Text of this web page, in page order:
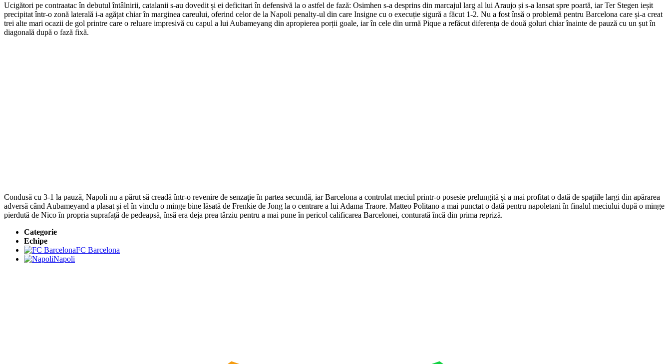
Ucigători pe contraatac în debutul întâlnirii, catalanii s-au dovedit și ei deficitari în defensivă la o astfel de fază: Osimhen s-a desprins din marcajul larg al lui Araujo și s-a lansat spre poartă, iar Ter Stegen ieșit
precipitat într-o zonă laterală i-a agățat chiar în marginea careului, oferind celor de la Napoli penalty-ul din care Insigne cu o execuție sigură a făcut 1-2. Nu a fost însă o problemă pentru Barcelona care și-a creat
trei alte mari ocazii de gol printre care o reluare impresivă cu capul a lui Aubameyang din apropierea porții goale, iar în cele din urmă Pique a refăcut diferența de două goluri chiar înainte de pauză cu un șut în
diagonală după o fază fixă.
Condusă cu 3-1 la pauză, Napoli nu a părut să creadă într-o revenire de senzație în partea secundă, iar Barcelona a controlat meciul printr-o posesie prelungită și a mai profitat o dată de spațiile largi din apărarea
adversă când Aubameyand a plasat și el în vinclu o minge bine lăsată de Frenkie de Jong la o centrare a lui Adama Traore. Matteo Politano a mai punctat o dată pentru napoletani în finalul meciului după o minge
pierdută de Nico în propria suprafață de pedeapsă, însă era deja prea târziu pentru a mai pune în pericol calificarea Barcelonei, conturată încă din prima repriză.
Categorie
Echipe
FC Barcelona
Napoli